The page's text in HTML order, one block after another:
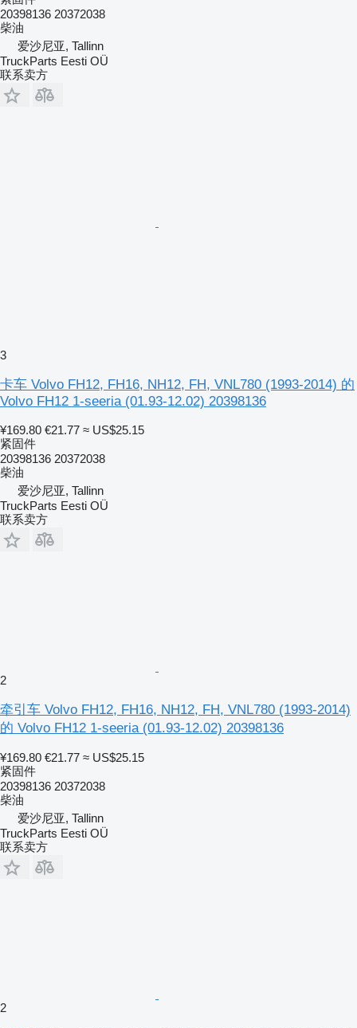
20398136 20372038
柴油
爱沙尼亚, Tallinn
TruckParts Eesti OÜ
联系卖方
3
卡车 Volvo FH12, FH16, NH12, FH, VNL780 (1993-2014) 的
Volvo FH12 1-seeria (01.93-12.02) 20398136
¥169.80 €21.77 ≈ US$25.15
紧固件
20398136 20372038
柴油
爱沙尼亚, Tallinn
TruckParts Eesti OÜ
联系卖方
2
牵引车 Volvo FH12, FH16, NH12, FH, VNL780 (1993-2014)
的 Volvo FH12 1-seeria (01.93-12.02) 20398136
¥169.80 €21.77 ≈ US$25.15
紧固件
20398136 20372038
柴油
爱沙尼亚, Tallinn
TruckParts Eesti OÜ
联系卖方
2